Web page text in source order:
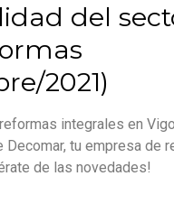
del
2021)
integrales en
Decomar, tu empresa de
de las novedades!